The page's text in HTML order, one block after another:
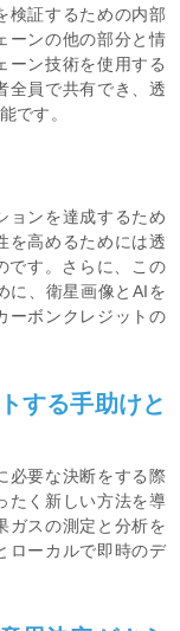
検証するための内部
ーンの他の部分と情
ーン技術を使用する
全員で共有でき、透
です。
ョンを達成するため
を高めるためには透
です。さらに、この
に、衛星画像とAIを
ーボンクレジットの
する手助けと
必要な決断をする際
たく新しい方法を導
ガスの測定と分析を
ローカルで即時のデ